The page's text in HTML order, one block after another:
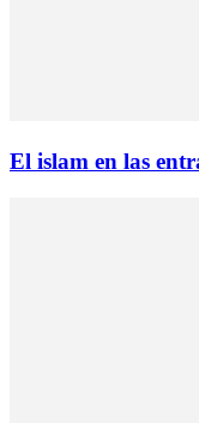
El islam en las